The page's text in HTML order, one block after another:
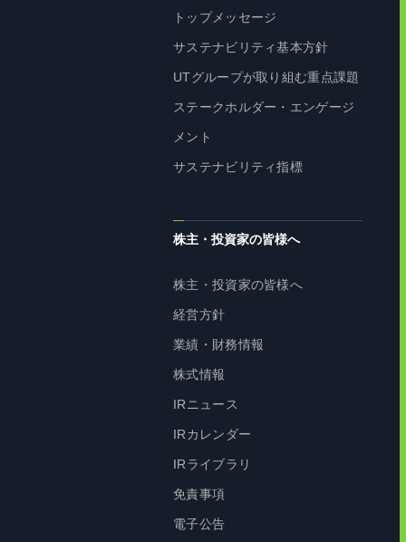
トップメッセージ
サステナビリティ基本方針
UTグループが取り組む重点課題
ステークホルダー・エンゲージ
メント
サステナビリティ指標
株主・投資家の皆様へ
株主・投資家の皆様へ
経営方針
業績・財務情報
株式情報
IRニュース
IRカレンダー
IRライブラリ
免責事項
電子公告